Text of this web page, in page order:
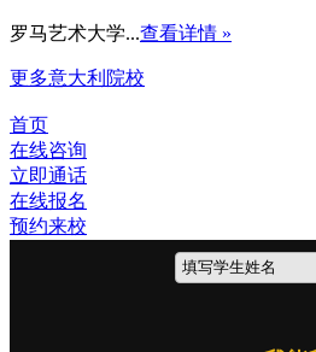
罗马艺术大学...查看详情 »
更多意大利院校
首页
在线咨询
立即通话
在线报名
预约来校